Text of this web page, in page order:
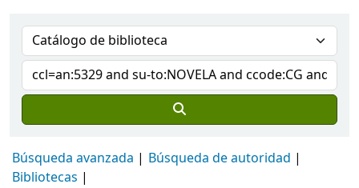
Búsqueda avanzada
Búsqueda de autoridad
Bibliotecas